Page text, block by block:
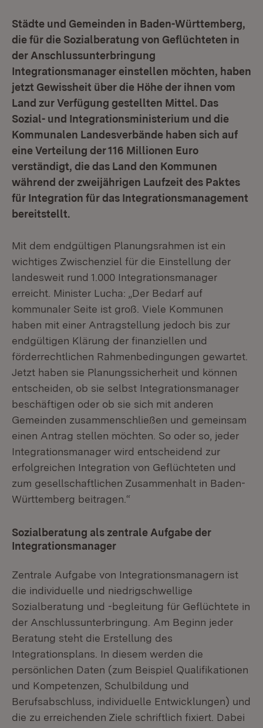
Städte und Gemeinden in Baden-Württemberg,
die für die Sozialberatung von Geflüchteten in
der Anschlussunterbringung
Integrationsmanager einstellen möchten, haben
jetzt Gewissheit über die Höhe der ihnen vom
Land zur Verfügung gestellten Mittel. Das
Sozial- und Integrationsministerium und die
Kommunalen Landesverbände haben sich auf
eine Verteilung der 116 Millionen Euro
verständigt, die das Land den Kommunen
während der zweijährigen Laufzeit des Paktes
für Integration für das Integrationsmanagement
bereitstellt.
Mit dem endgültigen Planungsrahmen ist ein
wichtiges Zwischenziel für die Einstellung der
landesweit rund 1.000 Integrationsmanager
erreicht. Minister Lucha: „Der Bedarf auf
kommunaler Seite ist groß. Viele Kommunen
haben mit einer Antragstellung jedoch bis zur
endgültigen Klärung der finanziellen und
förderrechtlichen Rahmenbedingungen gewartet.
Jetzt haben sie Planungssicherheit und können
entscheiden, ob sie selbst Integrationsmanager
beschäftigen oder ob sie sich mit anderen
Gemeinden zusammenschließen und gemeinsam
einen Antrag stellen möchten. So oder so, jeder
Integrationsmanager wird entscheidend zur
erfolgreichen Integration von Geflüchteten und
zum gesellschaftlichen Zusammenhalt in Baden-
Württemberg beitragen.“
Sozialberatung als zentrale Aufgabe der
Integrationsmanager
Zentrale Aufgabe von Integrationsmanagern ist
die individuelle und niedrigschwellige
Sozialberatung und -begleitung für Geflüchtete in
der Anschlussunterbringung. Am Beginn jeder
Beratung steht die Erstellung des
Integrationsplans. In diesem werden die
persönlichen Daten (zum Beispiel Qualifikationen
und Kompetenzen, Schulbildung und
Berufsabschluss, individuelle Entwicklungen) und
die zu erreichenden Ziele schriftlich fixiert. Dabei